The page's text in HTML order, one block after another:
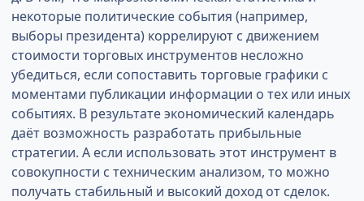
некоторые политические события (например,
выборы президента) коррелируют с движением
стоимости торговых инструментов несложно
убедиться, если сопоставить торговые графики с
моментами публикации информации о тех или иных
событиях. В результате экономический календарь
даёт возможность разработать прибыльные
стратегии. А если использовать этот инструмент в
совокупности с техническим анализом, то можно
получать стабильный и высокий доход от сделок.